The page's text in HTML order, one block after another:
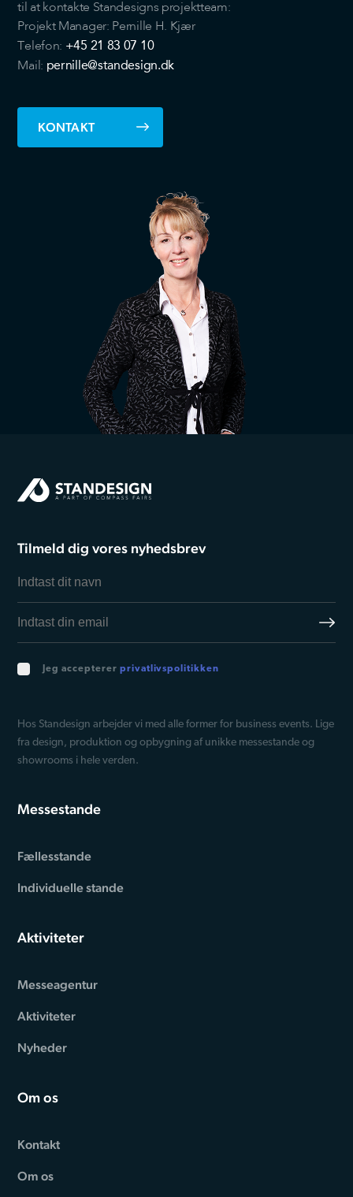
til at kontakte Standesigns projektteam:
Projekt Manager: Pernille H. Kjær
Telefon: +45 21 83 07 10
Mail: pernille@standesign.dk
KONTAKT
Tilmeld dig vores nyhedsbrev
Jeg accepterer privatlivspolitikken
Hos Standesign arbejder vi med alle former for business events. Lige
fra design, produktion og opbygning af unikke messestande og
showrooms i hele verden.
Messestande
Fællesstande
Individuelle stande
Aktiviteter
Messeagentur
Aktiviteter
Nyheder
Om os
Kontakt
Om os